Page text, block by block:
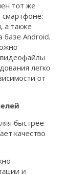
тот же
а также
Android.
легко
от
быстрее
качество
и